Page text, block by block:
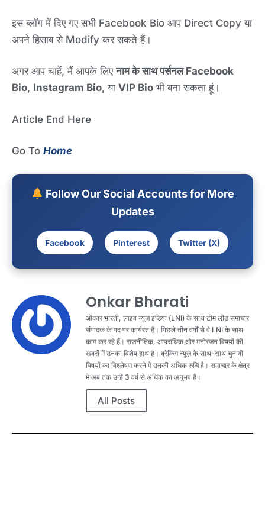
इस ब्लॉग में दिए गए सभी Facebook Bio आप Direct Copy या
अपने हिसाब से Modify कर सकते हैं।
अगर आप चाहें, मैं आपके लिएनाम के साथ पर्सनल Facebook
Bio, Instagram Bio, या VIP Bio भी बना सकता हूं।
Article End Here
Go To Home
Follow Our Social Accounts for More
Updates
Facebook Pinterest Twitter (X)
Onkar Bharati
ओंकार भारती, लाइव न्यूज़ इंडिया (LNI) के साथ टीम लीड समाचार
संपादक के पद पर कार्यरत हैं। पिछले तीन वर्षों से वे LNI के साथ
काम कर रहे हैं। राजनीतिक, आपराधिक और मनोरंजन विषयों की
खबरों में उनका विशेष हाथ है। ब्रेकिंग न्यूज़ के साथ-साथ चुनावी
विषयों का विश्लेषण करने में उनकी अधिक रुचि है। समाचार के क्षेत्र
में अब तक उन्हें 3 वर्ष से अधिक का अनुभव है।
All Posts